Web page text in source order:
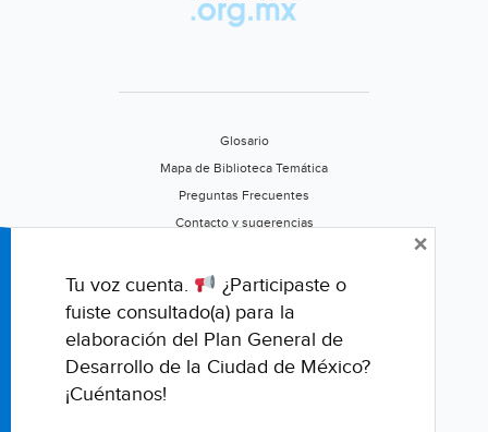
Glosario
Mapa de Biblioteca Temática
Preguntas Frecuentes
Contacto y sugerencias
Califica este portal
Tu voz cuenta.
¿Participaste o
fuiste consultado(a) para la
elaboración del Plan General de
Desarrollo de la Ciudad de México?
¡Cuéntanos!
×